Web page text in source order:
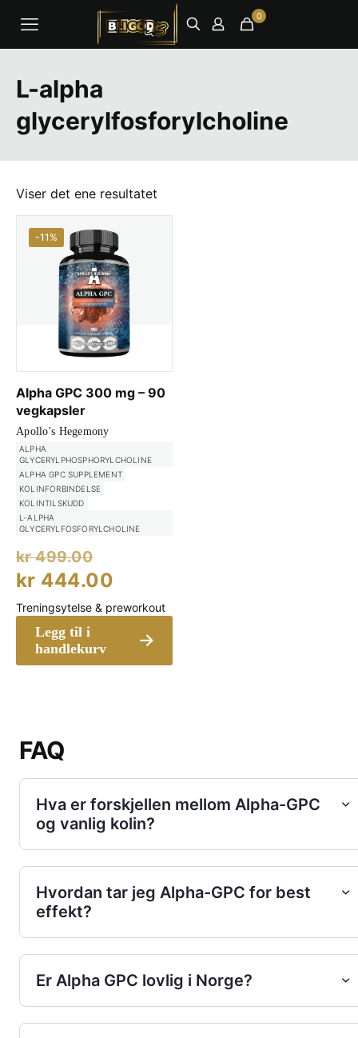
0
L-alpha
glycerylfosforylcholine
Viser det ene resultatet
-11%
Alpha GPC 300 mg – 90
vegkapsler
Apollo's Hegemony
ALPHA
GLYCERYLPHOSPHORYLCHOLINE
ALPHA GPC SUPPLEMENT
KOLINFORBINDELSE
KOLINTILSKUDD
L-ALPHA
GLYCERYLFOSFORYLCHOLINE
kr499.00
pris
var:
kr 444.00
pris
kr 444.00.
Legg til i
handlekurv
Treningsytelse & preworkout
FAQ
Hva er forskjellen mellom Alpha-GPC
og vanlig kolin?
Hvordan tar jeg Alpha-GPC for best
effekt?
Er Alpha GPC lovlig i Norge?